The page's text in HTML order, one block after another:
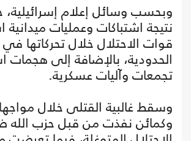
وبحسب وسائل إعلام إسرائيلية،
نتيجة اشتباكات وعمليات
قوات الاحتلال خلال تحركاتها
الحدودية، بالإضافة إلى
تجمعات وآليات عسكرية.
وسقط غالبية القتلى خلال
وكمائن نفذت من قبل حزب